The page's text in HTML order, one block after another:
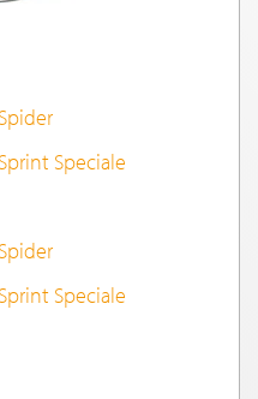
Speciale
Speciale